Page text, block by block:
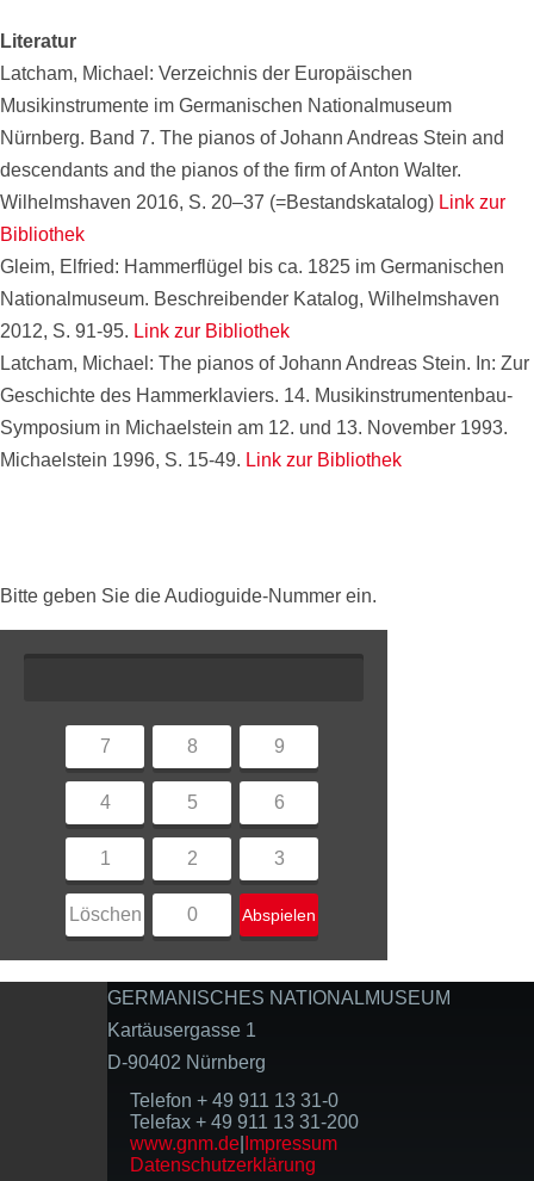
Literatur
Latcham, Michael: Verzeichnis der Europäischen
Musikinstrumente im Germanischen Nationalmuseum
Nürnberg. Band 7. The pianos of Johann Andreas Stein and
descendants and the pianos of the firm of Anton Walter.
Wilhelmshaven 2016, S. 20–37 (=Bestandskatalog) Link zur
Bibliothek
Gleim, Elfried: Hammerflügel bis ca. 1825 im Germanischen
Nationalmuseum. Beschreibender Katalog, Wilhelmshaven
2012, S. 91-95. Link zur Bibliothek
Latcham, Michael: The pianos of Johann Andreas Stein. In: Zur
Geschichte des Hammerklaviers. 14. Musikinstrumentenbau-
Symposium in Michaelstein am 12. und 13. November 1993.
Michaelstein 1996, S. 15-49. Link zur Bibliothek
Bitte geben Sie die Audioguide-Nummer ein.
7 8 9
4 5 6
1 2 3
Löschen 0 Abspielen
GERMANISCHES NATIONALMUSEUM
Kartäusergasse 1
D-90402 Nürnberg
Telefon + 49 911 13 31-0
Telefax + 49 911 13 31-200
www.gnm.de Impressum
Datenschutzerklärung